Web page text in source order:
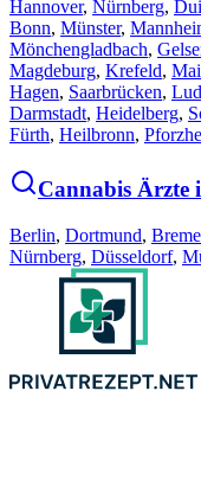
Hannover, Nürnberg,
Bonn, Münster,
Mönchengladbach,
Magdeburg, Krefeld,
Hagen, Saarbrücken,
Darmstadt, Heidelberg,
Fürth, Heilbronn,
Cannabis Ärzte
Berlin, Dortmund,
Nürnberg, Düsseldorf,